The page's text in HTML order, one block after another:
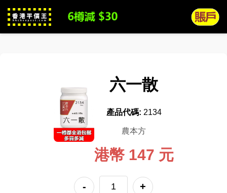
六一散
產品代碼: 2134
農本方
港幣 147 元
- +